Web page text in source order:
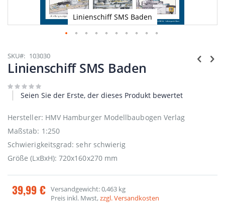
Linienschiff SMS Baden
Anfang
der
Bildgalerie
SKU 103030
Linienschiff SMS Baden
Seien Sie der Erste, der dieses Produkt bewertet
Hersteller: HMV Hamburger Modellbaubogen Verlag
Maßstab: 1:250
Schwierigkeitsgrad: sehr schwierig
Größe (LxBxH): 720x160x270 mm
39,99 € Versandgewicht: 0,463 kg
Preis inkl. Mwst,zzgl. Versandkosten